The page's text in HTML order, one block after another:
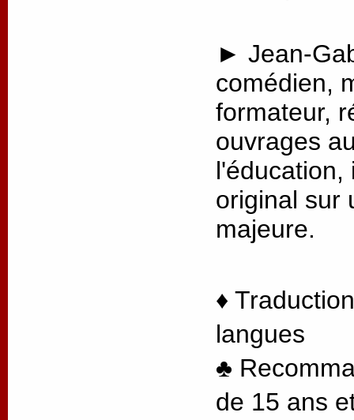
► Jean-
comédien,
formateur,
ouvrages
l'éducation,
original sur
majeure.
♦
langues
♣
de 15 ans